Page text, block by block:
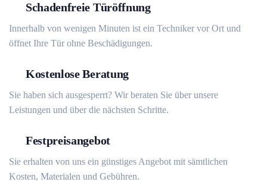
Schadenfreie Türöffnung
Innerhalb von wenigen Minuten ist ein Techniker vor Ort und
öffnet Ihre Tür ohne Beschädigungen.
Kostenlose Beratung
Sie haben sich ausgesperrt? Wir beraten Sie über unsere
Leistungen und über die nächsten Schritte.
Festpreisangebot
Sie erhalten von uns ein günstiges Angebot mit sämtlichen
Kosten, Materialen und Gebühren.